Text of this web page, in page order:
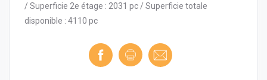
/ Superficie 2e étage : 2031 pc / Superficie totale
disponible : 4110 pc